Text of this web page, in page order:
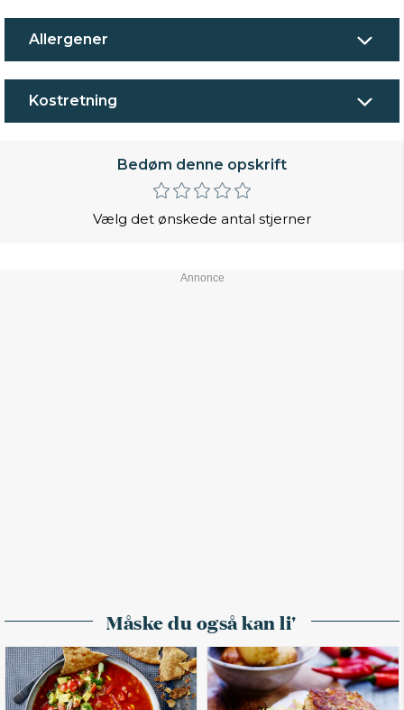
Allergener
Kostretning
Bedøm denne opskrift
Vælg det ønskede antal stjerner
Måske du også kan li'